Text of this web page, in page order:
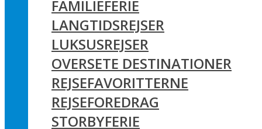
FAMILIEFERIE
LANGTIDSREJSER
LUKSUSREJSER
OVERSETE DESTINATIONER
REJSEFAVORITTERNE
REJSEFOREDRAG
STORBYFERIE